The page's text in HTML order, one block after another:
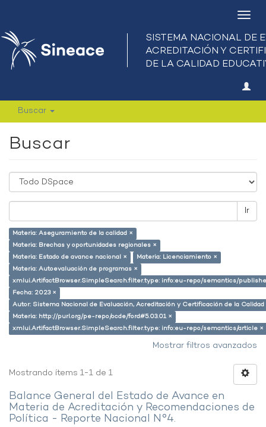
Buscar
Buscar
Ir
Materia: Aseguramiento de la calidad ×
Materia: Brechas y oportunidades regionales ×
Materia: Estado de avance nacional ×
Materia: Licenciamiento ×
Materia: Autoevaluación de programas ×
xmlui.ArtifactBrowser.SimpleSearch.filter.type: info:eu-repo/semantics/
Fecha: 2023 ×
Autor: Sistema Nacional de Evaluación, Acreditación y Certificación de la
Materia: http://purl.org/pe-repo/ocde/ford#5.03.01 ×
xmlui.ArtifactBrowser.SimpleSearch.filter.type: info:eu-repo/semantics/article ×
Mostrar filtros avanzados
Mostrando ítems 1-1 de 1
Balance General del Estado de Avance en
Materia de Acreditación y Recomendaciones de
Política - Reporte Nacional N°4.